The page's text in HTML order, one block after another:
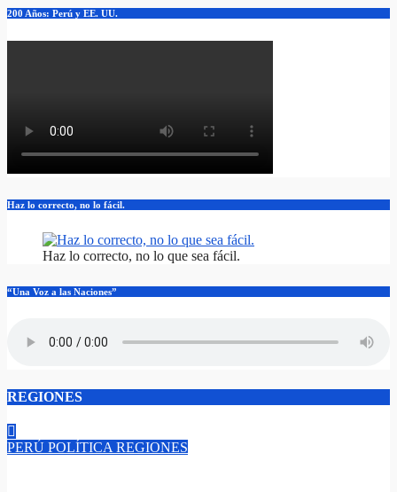
200 Años: Perú y EE. UU.
Haz lo correcto, no lo fácil.
Haz lo correcto, no lo que sea fácil.
“Una Voz a las Naciones”
REGIONES
PERÚ POLÍTICA REGIONES